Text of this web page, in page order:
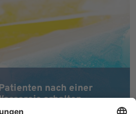
nach einer
erhalten